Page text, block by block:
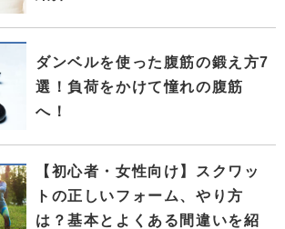
ダンベルを使った腹筋の鍛え方7
選！負荷をかけて憧れの腹筋
へ！
【初心者・女性向け】スクワッ
トの正しいフォーム、やり方
は？基本とよくある間違いを紹